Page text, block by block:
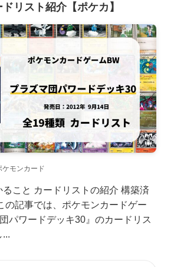
リスト紹介【ポケカ】
ケモンカード
こと カードリストの紹介 構築済
の記事では、ポケモンカードゲー
パワードデッキ30』のカードリス
...